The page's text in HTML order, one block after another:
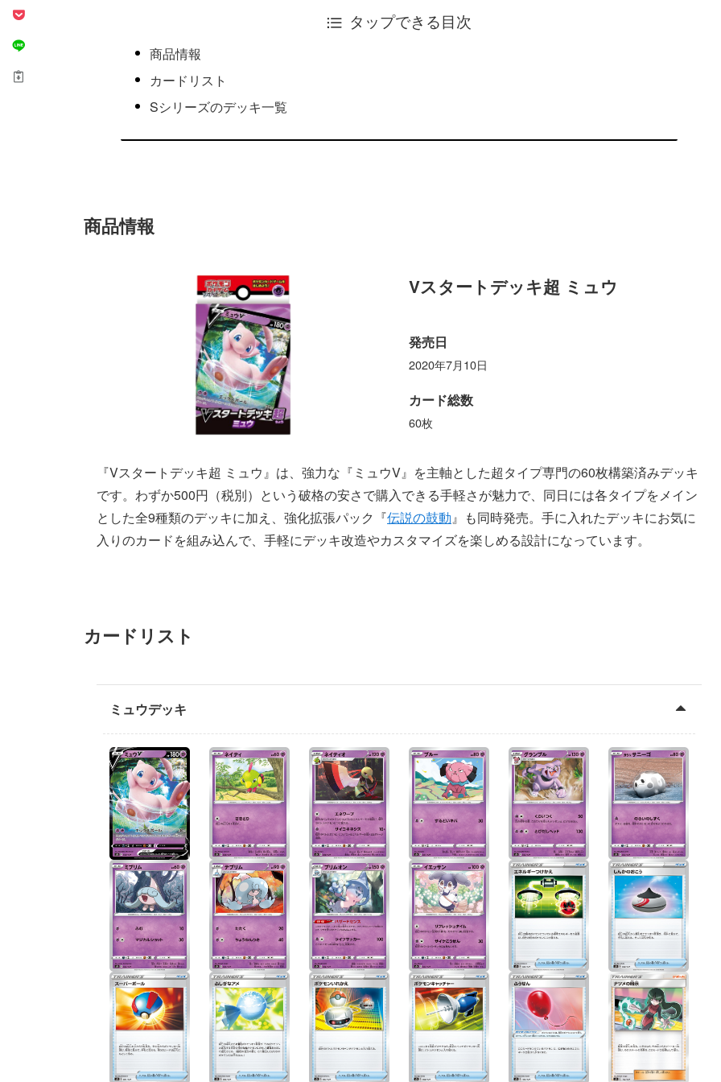
タップできる目次
商品情報
カードリスト
Sシリーズのデッキ一覧
商品情報
Vスタートデッキ超 ミュウ
発売日
2020年7月10日
カード総数
60枚
『Vスタートデッキ超 ミュウ』は、強力な『ミュウV』を主軸とした超タイプ専門の60枚構築済みデッキ
です。わずか500円（税別）という破格の安さで購入できる手軽さが魅力で、同日には各タイプをメイン
とした全9種類のデッキに加え、強化拡張パック『伝説の鼓動 』も同時発売。手に入れたデッキにお気に
入りのカードを組み込んで、手軽にデッキ改造やカスタマイズを楽しめる設計になっています。
カードリスト
ミュウデッキ